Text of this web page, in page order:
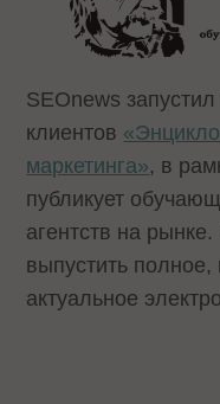
SEOnews
клиентов
маркетинга», в
публикует
агентств на
выпустить полное,
актуальное